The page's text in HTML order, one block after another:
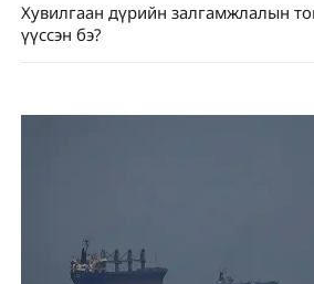
Хувилгаан дүрийн залгамжлалын
үүссэн бэ?